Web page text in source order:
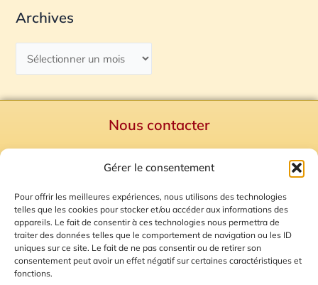
Gérer le consentement
Pour offrir les meilleures expériences, nous utilisons des technologies
telles que les cookies pour stocker et/ou accéder aux informations des
appareils. Le fait de consentir à ces technologies nous permettra de
traiter des données telles que le comportement de navigation ou les ID
uniques sur ce site. Le fait de ne pas consentir ou de retirer son
consentement peut avoir un effet négatif sur certaines caractéristiques et
fonctions.
Archives
Nous contacter
Mentions Légales
Plan du site
Gestion des Cookies